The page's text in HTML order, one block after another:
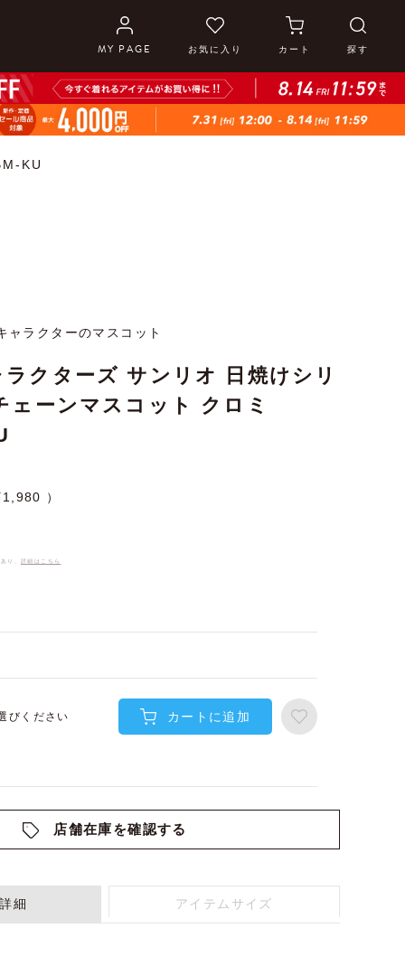
MY PAGE お気に入り カート 探す
KU
ャラクターのマスコット
クターズ サンリオ 日焼けシリ
ェーンマスコット クロミ
1,980
り、 詳細はこちら
びください カートに追加
店舗在庫を確認する
細 アイテムサイズ